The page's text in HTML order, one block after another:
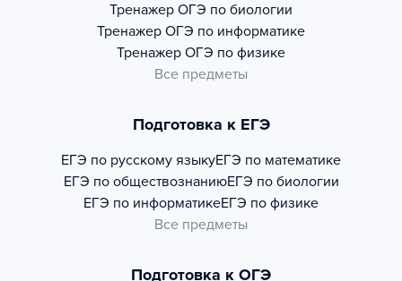
Тренажер ОГЭ по биологии
Тренажер ОГЭ по информатике
Тренажер ОГЭ по физике
Все предметы
Подготовка к ЕГЭ
ЕГЭ по русскому языкуЕГЭ по математике
ЕГЭ по обществознаниюЕГЭ по биологии
ЕГЭ по информатикеЕГЭ по физике
Все предметы
Подготовка к ОГЭ